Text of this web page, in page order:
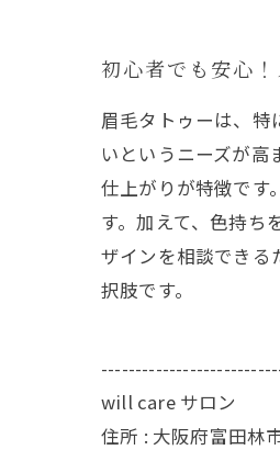
初心者でも安心
眉毛タトゥーは、特
いというニーズが
仕上がりが特徴です
す。加えて、色持ち
ザインを相談できる
択肢です。
will care サロン
住所 : 大阪府富田林